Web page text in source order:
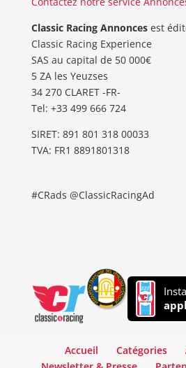
Classic Racing Annoncesest
Classic Racing Experience
SAS au capital de 50 000€
5 ZA les Yeuzses
34 270 CLARET -FR-
Tel: ‭+33 499 666 724‬
SIRET: 891 801 318 00033
TVA: FR1 8891801318
#CRads @ClassicRacingAd
Accueil Catégories